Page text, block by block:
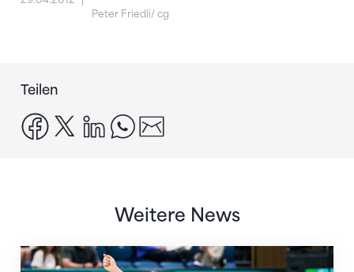
Peter Friedli/ cg
Teilen
facebook
x linkedinwhatsapp
Weitere News
Nächster Halt: Weltmeisterschaft